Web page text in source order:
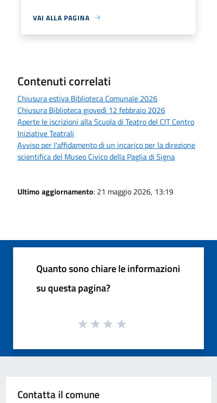
VAI ALLA PAGINA
Contenuti correlati
Chiusura estiva Biblioteca Comunale 2026
Chiusura Biblioteca giovedì 12 febbraio 2026
Aperte le iscrizioni alla Scuola di Teatro del CIT Centro
Iniziative Teatrali
Avviso per l'affidamento di un incarico per la direzione
scientifica del Museo Civico della Paglia di Signa
Ultimo aggiornamento: 21 maggio 2026, 13:19
Quanto sono chiare le informazioni
su questa pagina?
Contatta il comune